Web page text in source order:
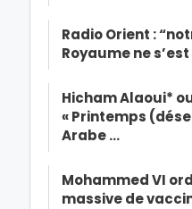
Radio Orient :
Royaume ne
Hicham Alaoui*
« Printemps
Arabe …
Mohammed VI
massive de